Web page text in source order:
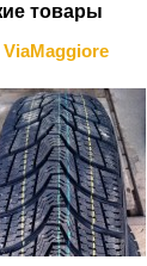
товары
ViaMaggiore